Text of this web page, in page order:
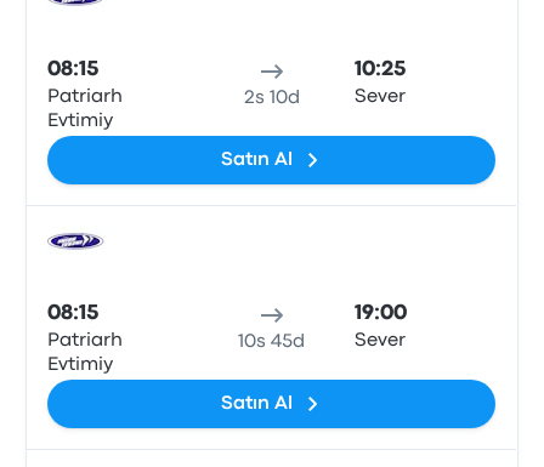
08:15
Patriarh
Evtimiy
2s 10d
10:25
Sever
Satın Al
08:15
Patriarh
Evtimiy
10s 45d
19:00
Sever
Satın Al